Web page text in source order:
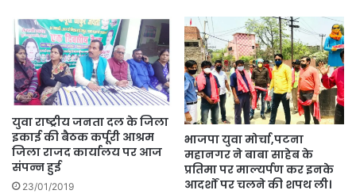
युवा राष्ट्रीय जनता दल के जिला
इकाई की बैठक कर्पूरी आश्रम
जिला राजद कार्यालय पर आज
संपन्न हुई
23/01/2019
भाजपा युवा मोर्चा,पटना
महानगर ने बाबा साहेब के
प्रतिमा पर माल्यर्पण कर इनके
आदर्शों पर चलने की शपथ ली।